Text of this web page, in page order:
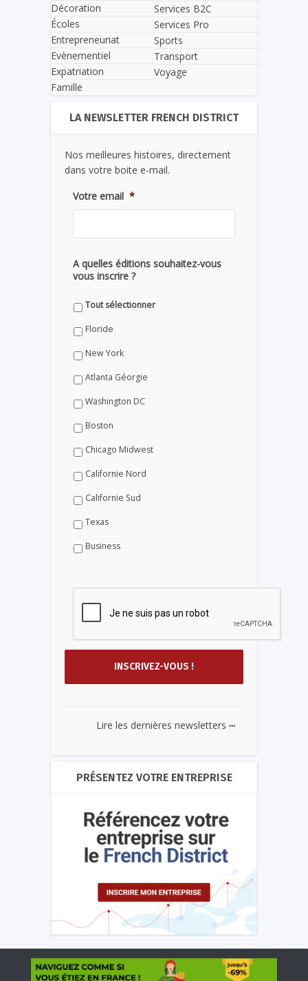
Décoration
Écoles
Entrepreneuriat
Evènementiel
Expatriation
Famille
Services B2C
Services Pro
Sports
Transport
Voyage
LA NEWSLETTER FRENCH DISTRICT
Nos meilleures histoires, directement
dans votre boite e-mail.
Votre email *
A quelles éditions souhaitez-vous
vous inscrire ?
Tout sélectionner
Floride
New York
Atlanta Géorgie
Washington DC
Boston
Chicago Midwest
Californie Nord
Californie Sud
Texas
Business
Lire les dernières newsletters ...
PRÉSENTEZ VOTRE ENTREPRISE